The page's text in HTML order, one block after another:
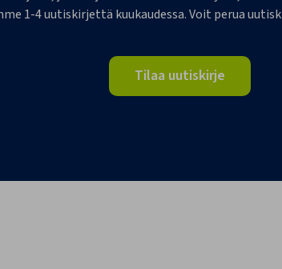
1-4 uutiskirjettä kuukaudessa. Voit perua
Tilaa uutiskirje